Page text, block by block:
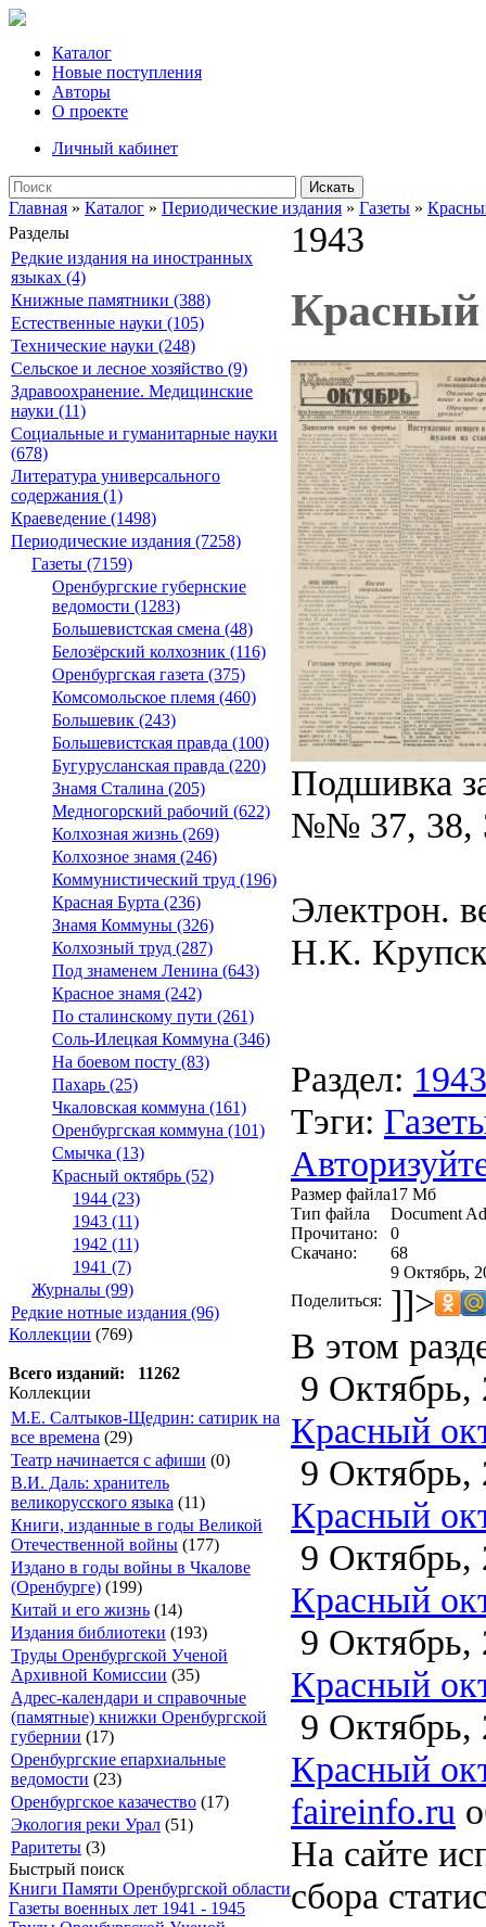
Каталог
Новые поступления
Авторы
О проекте
Личный кабинет
Искать
Главная » Каталог » Периодические издания » Газеты »
Разделы
Редкие издания на иностранных
языках (4)
Книжные памятники (388)
Естественные науки (105)
Технические науки (248)
Сельское и лесное хозяйство (9)
Здравоохранение. Медицинские
науки (11)
Социальные и гуманитарные науки
(678)
Литература универсального
содержания (1)
Краеведение (1498)
Периодические издания (7258)
Газеты (7159)
Оренбургские губернские
ведомости (1283)
Большевистская смена (48)
Белозёрский колхозник (116)
Оренбургская газета (375)
Комсомольское племя (460)
Большевик (243)
Большевистская правда (100)
Бугурусланская правда (220)
Знамя Сталина (205)
Медногорский рабочий (622)
Колхозная жизнь (269)
Колхозное знамя (246)
Коммунистический труд (196)
Красная Бурта (236)
Знамя Коммуны (326)
Колхозный труд (287)
Под знаменем Ленина (643)
Красное знамя (242)
По сталинскому пути (261)
Соль-Илецкая Коммуна (346)
На боевом посту (83)
Пахарь (25)
Чкаловская коммуна (161)
Оренбургская коммуна (101)
Смычка (13)
Красный октябрь (52)
1944 (23)
1943 (11)
1942 (11)
1941 (7)
Журналы (99)
Редкие нотные издания (96)
Коллекции (769)
Всего изданий: 11262
Коллекции
М.Е. Салтыков-Щедрин: сатирик на
все времена (29)
Театр начинается с афиши (0)
В.И. Даль: хранитель
великорусского языка (11)
Книги, изданные в годы Великой
Отечественной войны (177)
Издано в годы войны в Чкалове
(Оренбурге) (199)
Китай и его жизнь (14)
Издания библиотеки (193)
Труды Оренбургской Ученой
Архивной Комиссии (35)
Адрес-календари и справочные
(памятные) книжки Оренбургской
губернии (17)
Оренбургские епархиальные
ведомости (23)
Оренбургское казачество (17)
Экология реки Урал (51)
Раритеты (3)
Быстрый поиск
Книги Памяти Оренбургской области
Газеты военных лет 1941 - 1945
1943
Красный
Подшивка
№№ 37, 38,
Электрон.
Н.К.
Раздел: 1943
Тэги:
Размер файла17 Мб
Тип файла
Document
Прочитано:
0
Скачано:
68
9 Октябрь,
Поделиться: ]]>
В этом
9 Октябрь,
Красный
9 Октябрь,
Красный
9 Октябрь,
Красный
9 Октябрь,
Красный
9 Октябрь,
Красный
faireinfo.ru
На сайте
сбора